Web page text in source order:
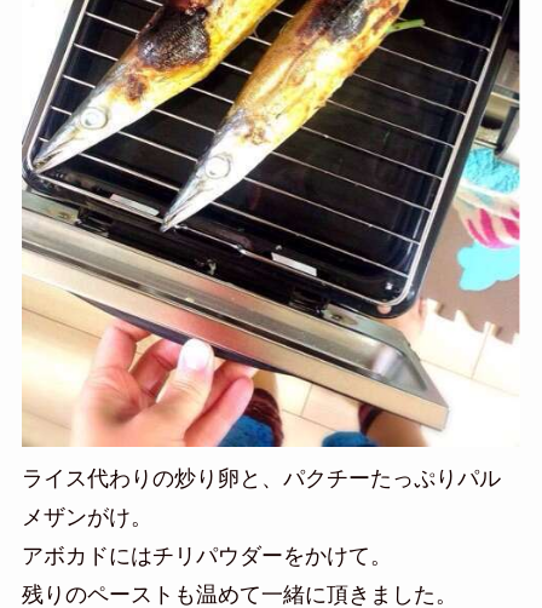
ライス代わりの炒り卵と、パクチーたっぷりパル
メザンがけ。
アボカドにはチリパウダーをかけて。
残りのペーストも温めて一緒に頂きました。